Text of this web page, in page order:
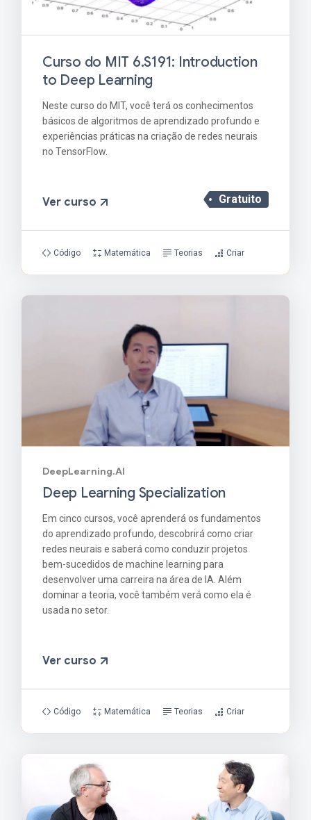
Curso do MIT 6.S191: Introduction
to Deep Learning
Neste curso do MIT, você terá os conhecimentos
básicos de algoritmos de aprendizado profundo e
experiências práticas na criação de redes neurais
no TensorFlow.
Gratuito
Ver curso
Código Matemática Teorias Criar
DeepLearning.AI
Deep Learning Specialization
Em cinco cursos, você aprenderá os fundamentos
do aprendizado profundo, descobrirá como criar
redes neurais e saberá como conduzir projetos
bem-sucedidos de machine learning para
desenvolver uma carreira na área de IA. Além
dominar a teoria, você também verá como ela é
usada no setor.
Ver curso
Código Matemática Teorias Criar